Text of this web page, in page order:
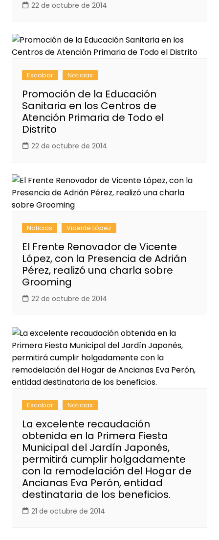
22 de octubre de 2014
Escobar Noticias
Promoción de la Educación
Sanitaria en los Centros de
Atención Primaria de Todo el
Distrito
22 de octubre de 2014
Noticias Vicente López
El Frente Renovador de Vicente
López, con la Presencia de Adrián
Pérez, realizó una charla sobre
Grooming
22 de octubre de 2014
Escobar Noticias
La excelente recaudación
obtenida en la Primera Fiesta
Municipal del Jardín Japonés,
permitirá cumplir holgadamente
con la remodelación del Hogar de
Ancianas Eva Perón, entidad
destinataria de los beneficios.
21 de octubre de 2014